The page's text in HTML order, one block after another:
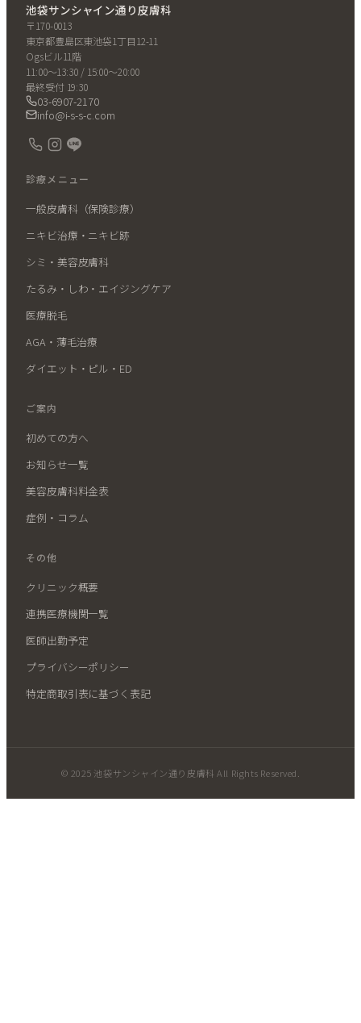
池袋サンシャイン通り皮膚科
〒170-0013
東京都豊島区東池袋1丁目12-11
Ogsビル11階
11:00〜13:30 / 15:00〜20:00
最終受付 19:30
03-6907-2170
info@i-s-s-c.com
診療メニュー
一般皮膚科（保険診療）
ニキビ治療・ニキビ跡
シミ・美容皮膚科
たるみ・しわ・エイジングケア
医療脱毛
AGA・薄毛治療
ダイエット・ピル・ED
ご案内
初めての方へ
お知らせ一覧
美容皮膚科料金表
症例・コラム
その他
クリニック概要
連携医療機関一覧
医師出勤予定
プライバシーポリシー
特定商取引表に基づく表記
© 2025 池袋サンシャイン通り皮膚科 All Rights Reserved.